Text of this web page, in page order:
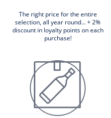
The right price for the entire
selection, all year round... + 2%
discount in loyalty points on each
purchase!